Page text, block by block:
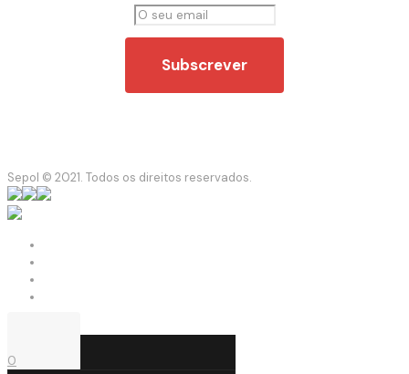
Sepol © 2021. Todos os direitos reservados.
0